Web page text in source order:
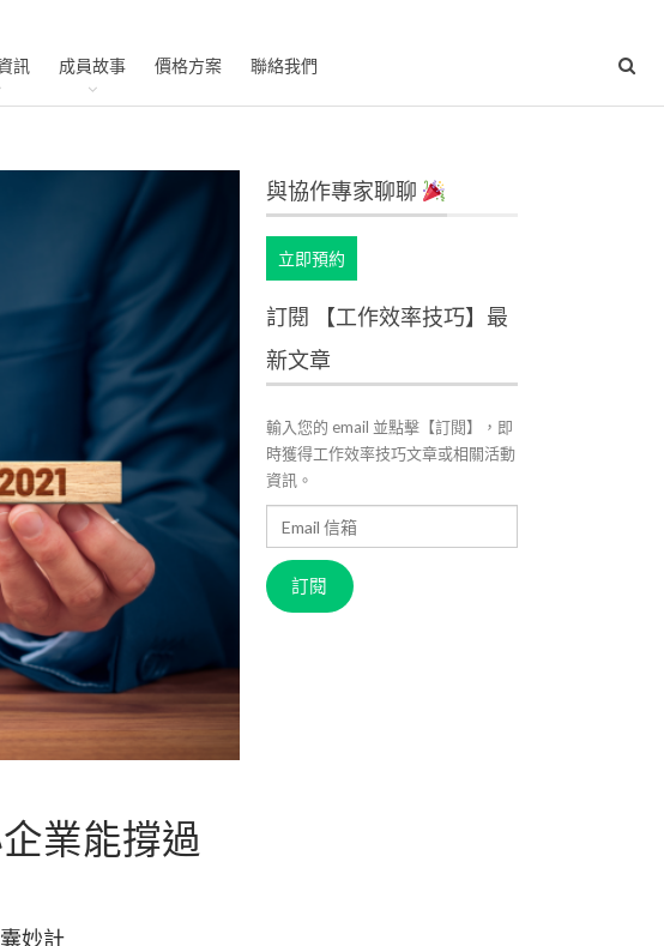
訊 成員故事 價格方案 聯絡我們
業能撐過
妙計
與協作專家聊聊
立即預約
訂閱 【工作效率技巧】最
新文章
輸入您的 email 並點擊【訂閱】，即
時獲得工作效率技巧文章或相關活動
資訊。
信
箱
訂閱